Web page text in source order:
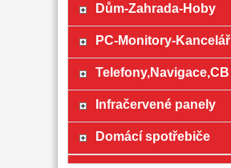
Dům-Zahrada-Hoby
PC-Monitory-Kancelář
Telefony,Navigace,CB
Infračervené panely
Domácí spotřebiče